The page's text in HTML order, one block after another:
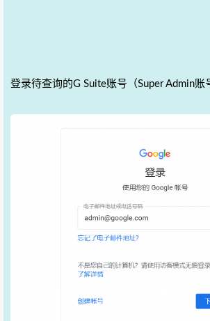
登录待查询的G Suite账号（Super Admin账